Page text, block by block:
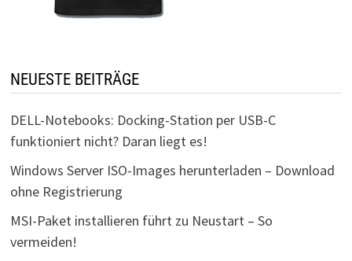
NEUESTE BEITRÄGE
DELL-Notebooks: Docking-Station per USB-C
funktioniert nicht? Daran liegt es!
Windows Server ISO-Images herunterladen – Download
ohne Registrierung
MSI-Paket installieren führt zu Neustart – So
vermeiden!